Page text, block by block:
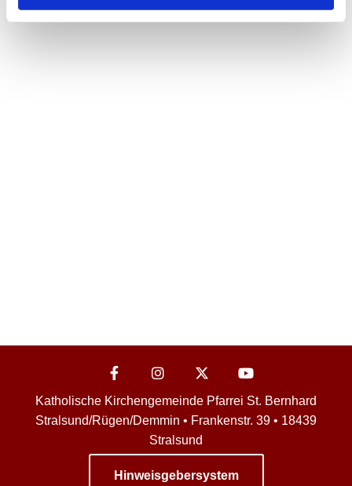
Katholische Kirchengemeinde Pfarrei St. Bernhard
Stralsund/Rügen/Demmin • Frankenstr. 39 • 18439
Stralsund
Hinweisgebersystem